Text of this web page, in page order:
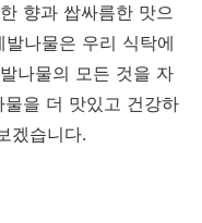
향과 쌉싸름한 맛으
나물은 우리 식탁에
나물의 모든 것을 자
을 더 맛있고 건강하
겠습니다.